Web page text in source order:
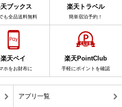
ブックス
も全品送料無料
楽天トラベル
簡単宿泊予約！
楽天ペイ
ホをお財布に
楽天PointClub
手軽にポイントを確認
アプリ一覧